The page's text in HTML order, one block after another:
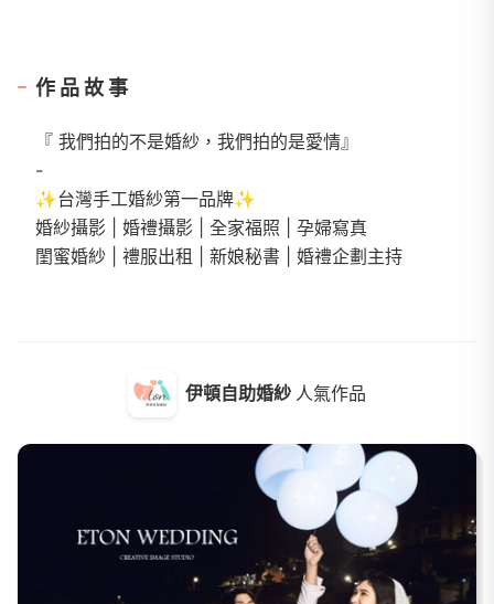
作品故事
『 我們拍的不是婚紗，我們拍的是愛情』
-
✨台灣手工婚紗第一品牌✨
婚紗攝影 | 婚禮攝影 | 全家福照 | 孕婦寫真
閨蜜婚紗 | 禮服出租 | 新娘秘書 | 婚禮企劃主持
伊頓自助婚紗 人氣作品